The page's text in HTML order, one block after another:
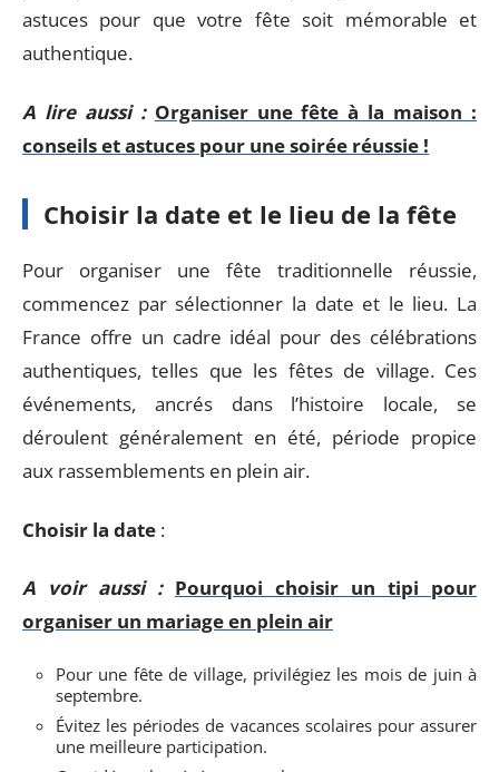
astuces pour que votre fête soit mémorable et
authentique.
A lire aussi : Organiser une fête à la maison :
conseils et astuces pour une soirée réussie !
Choisir la date et le lieu de la fête
Pour organiser une fête traditionnelle réussie,
commencez par sélectionner la date et le lieu. La
France offre un cadre idéal pour des célébrations
authentiques, telles que les fêtes de village. Ces
événements, ancrés dans l’histoire locale, se
déroulent généralement en été, période propice
aux rassemblements en plein air.
Choisir la date :
A voir aussi : Pourquoi choisir un tipi pour
organiser un mariage en plein air
Pour une fête de village, privilégiez les mois de juin à
septembre.
Évitez les périodes de vacances scolaires pour assurer
une meilleure participation.